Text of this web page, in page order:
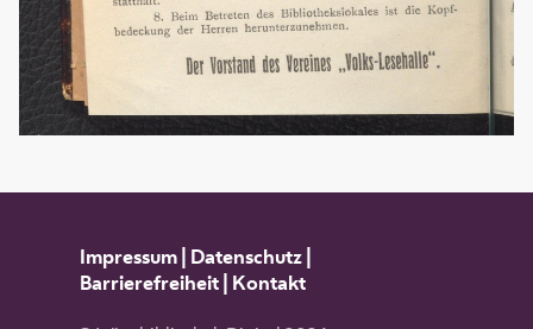
Impressum| Datenschutz|
Barrierefreiheit| Kontakt